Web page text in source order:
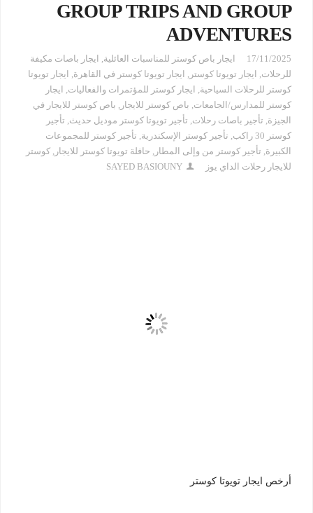
GROUP TRIPS AND GROUP
ADVENTURES
17/11/2025 ايجار باص كوستر للمناسبات العائلية, ايجار باصات مكيفة
للرحلات, ايجار تويوتا كوستر , ايجار تويوتا كوستر في القاهرة, ايجار تويوتا
كوستر للرحلات السياحية, ايجار كوستر للمؤتمرات والفعاليات, ايجار
كوستر للمدارس/الجامعات, باص كوستر للايجار , باص كوستر للايجار في
الجيزة, تأجير باصات رحلات, تأجير تويوتا كوستر موديل حديث, تأجير
كوستر 30 راكب
, تأجير كوستر الإسكندرية, تأجير كوستر للمجموعات
الكبيرة, تأجير كوستر من وإلى المطار , حافلة تويوتا كوستر للايجار , كوستر
للايجار رحلات الداي يوز
SAYED BASIOUNY
أرخص ايجار تويوتا كوستر